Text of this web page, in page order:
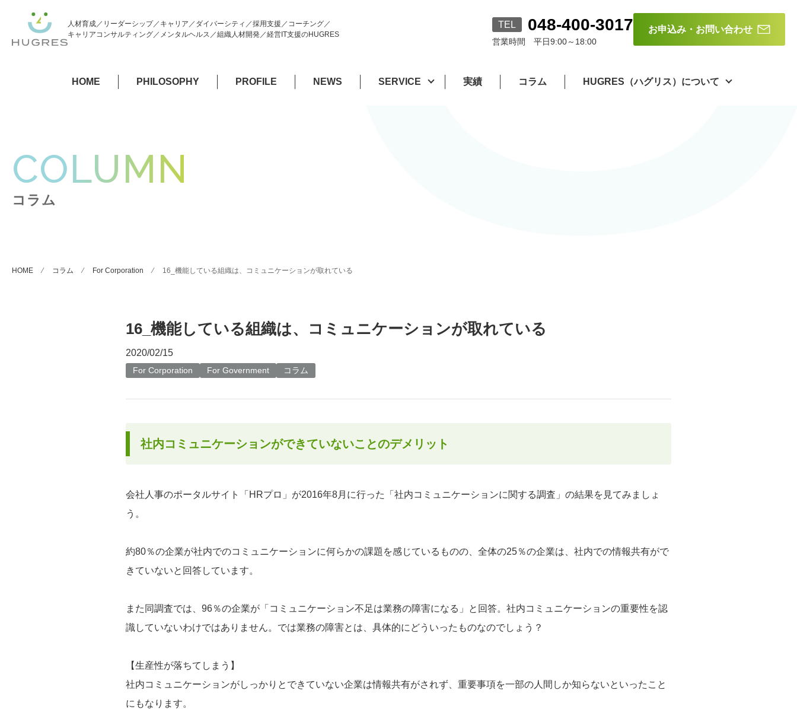
人材育成／リーダーシップ／キャリア／ダイバーシティ／採用支援／コーチング／
キャリアコンサルティング／メンタルヘルス／組織人材開発／経営IT支援のHUGRES
TEL 048-400-3017
営業時間 平日9:00～18:00
お申込み・お問い合わせ
HOME PHILOSOPHY PROFILE NEWS SERVICE 実績 コラム HUGRES（ハグリス）について
COLUMN
コラム
HOME ⁄ コラム ⁄ For Corporation ⁄ 16_機能している組織は、コミュニケーションが取れている
16_機能している組織は、コミュニケーションが取れている
2020/02/15
For Corporation For Government コラム
社内コミュニケーションができていないことのデメリット
会社人事のポータルサイト「HRプロ」が2016年8月に行った「社内コミュニケーションに関する調査」の結果を見てみましょ
う。
約80％の企業が社内でのコミュニケーションに何らかの課題を感じているものの、全体の25％の企業は、社内での情報共有がで
きていないと回答しています。
また同調査では、96％の企業が「コミュニケーション不足は業務の障害になる」と回答。社内コミュニケーションの重要性を認
識していないわけではありません。では業務の障害とは、具体的にどういったものなのでしょう？
【生産性が落ちてしまう】
社内コミュニケーションがしっかりとできていない企業は情報共有がされず、重要事項を一部の人間しか知らないといったこと
にもなります。